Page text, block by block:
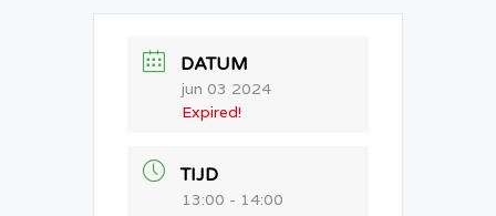
DATUM
jun 03 2024
Expired!
TIJD
13:00 - 14:00